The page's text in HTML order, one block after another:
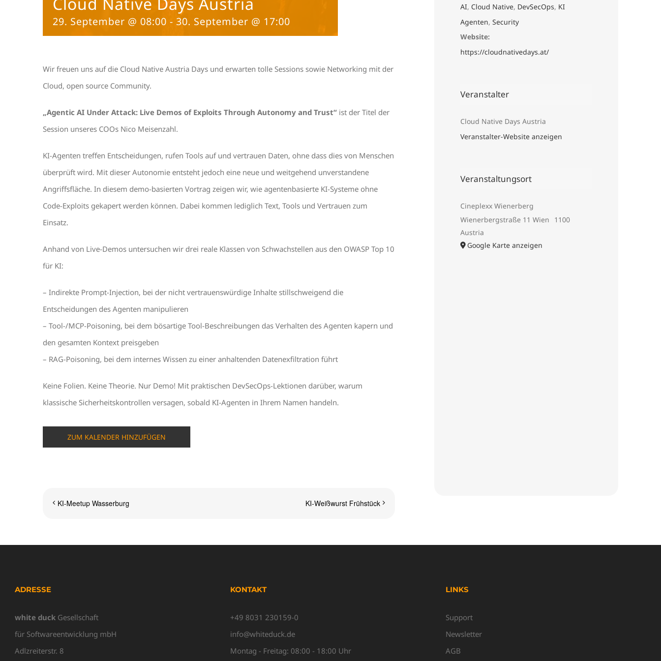
29. September @ 08:00 - 30. September @ 17:00
Wir freuen uns auf die Cloud Native Austria Days und erwarten tolle Sessions sowie Networking mit der
Cloud, open source Community.
„Agentic AI Under Attack: Live Demos of Exploits Through Autonomy and Trust“ ist der Titel der
Session unseres COOs Nico Meisenzahl.
KI-Agenten treffen Entscheidungen, rufen Tools auf und vertrauen Daten, ohne dass dies von Menschen
überprüft wird. Mit dieser Autonomie entsteht jedoch eine neue und weitgehend unverstandene
Angriffsfläche. In diesem demo-basierten Vortrag zeigen wir, wie agentenbasierte KI-Systeme ohne
Code-Exploits gekapert werden können. Dabei kommen lediglich Text, Tools und Vertrauen zum
Einsatz.
Anhand von Live-Demos untersuchen wir drei reale Klassen von Schwachstellen aus den OWASP Top 10
für KI:
– Indirekte Prompt-Injection, bei der nicht vertrauenswürdige Inhalte stillschweigend die
Entscheidungen des Agenten manipulieren
– Tool-/MCP-Poisoning, bei dem bösartige Tool-Beschreibungen das Verhalten des Agenten kapern und
den gesamten Kontext preisgeben
– RAG-Poisoning, bei dem internes Wissen zu einer anhaltenden Datenexfiltration führt
Keine Folien. Keine Theorie. Nur Demo! Mit praktischen DevSecOps-Lektionen darüber, warum
klassische Sicherheitskontrollen versagen, sobald KI-Agenten in Ihrem Namen handeln.
ZUM KALENDER HINZUFÜGEN
KI-Meetup Wasserburg KI-Weißwurst Frühstück
AI, Cloud Native, DevSecOps, KI
Agenten,Security
Website:
https://cloudnativedays.at/
Veranstalter
Cloud Native Days Austria
Veranstalter-Website anzeigen
Veranstaltungsort
Cineplexx Wienerberg
Wienerbergstraße 11 Wien
1100
Austria
Google Karte anzeigen
ADRESSE
white duck Gesellschaft
für Softwareentwicklung mbH
Adlzreiterstr. 8
KONTAKT
+49 8031 230159-0
info@whiteduck.de
Montag - Freitag: 08:00 - 18:00 Uhr
LINKS
Support
Newsletter
AGB